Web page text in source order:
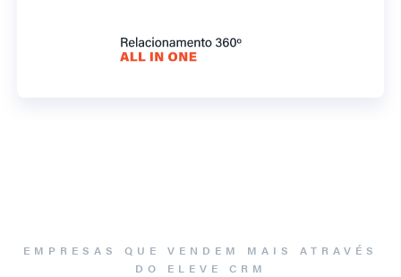
EMPRESAS QUE VENDEM MAIS ATRAVÉS
DO ELEVE CRM